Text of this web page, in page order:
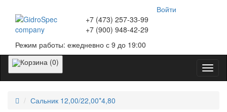
Войти
+7 (473)257-33-99
+7 (900)948-42-29
Режим работы: ежедневно с 9 до 19:00
Корзина (0)
Сальник 12,00/22,00*4,80